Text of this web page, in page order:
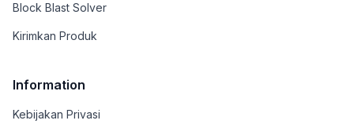
Block Blast Solver
Kirimkan Produk
Information
Kebijakan Privasi